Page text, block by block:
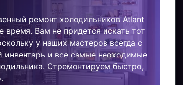
ремонт холодильников Atlant
время. Вам не придется искать тот
у наших мастеров всегда с
инвентарь и все самые неоходимые
Отремонтируем быстро,